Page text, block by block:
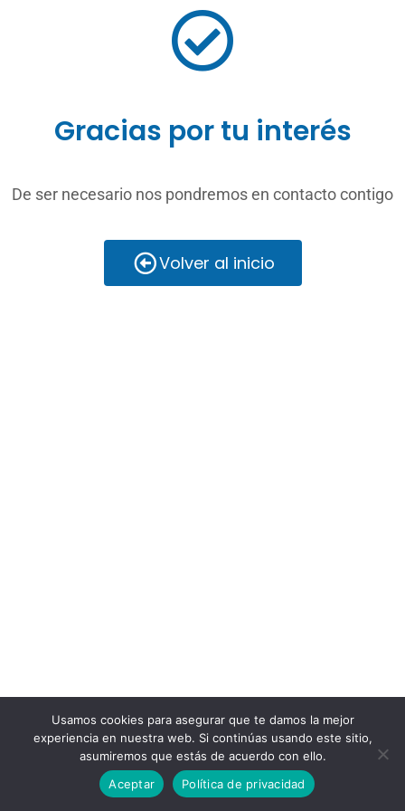
Gracias por tu interés
De ser necesario nos pondremos en contacto contigo
Volver al inicio
Usamos cookies para asegurar que te damos la mejor
experiencia en nuestra web. Si continúas usando este sitio,
asumiremos que estás de acuerdo con ello.
Aceptar
Política de privacidad